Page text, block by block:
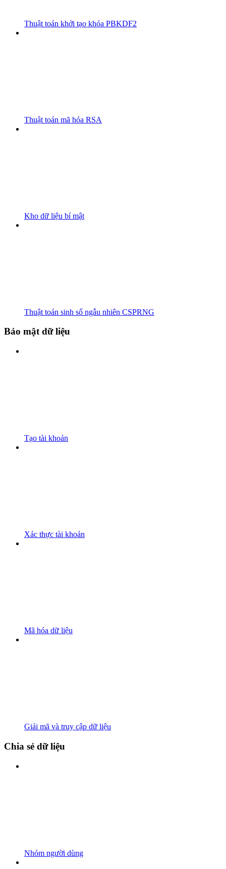
Thuật toán khởi tạo khóa PBKDF2
Thuật toán mã hóa RSA
Kho dữ liệu bí mật
Thuật toán sinh số ngẫu nhiên CSPRNG
Bảo mật dữ liệu
Tạo tài khoản
Xác thực tài khoản
Mã hóa dữ liệu
Giải mã và truy cập dữ liệu
Chia sẻ dữ liệu
Nhóm người dùng